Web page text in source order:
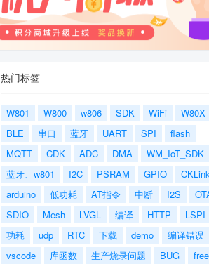
热门标签
W801 W800 w806 SDK WiFi
W80X
BLE
串口 蓝牙 UART SPI
flash
MQTT
CDK ADC DMA
WM_IoT_SDK
蓝牙、w801
I2C PSRAM GPIO
arduino
低功耗 AT指令 中断 I2S
SDIO
Mesh LVGL 编译 HTTP
LSPI
功耗
udp RTC 下载 demo
编译错误
vscode
库函数 生产烧录问题 BUG